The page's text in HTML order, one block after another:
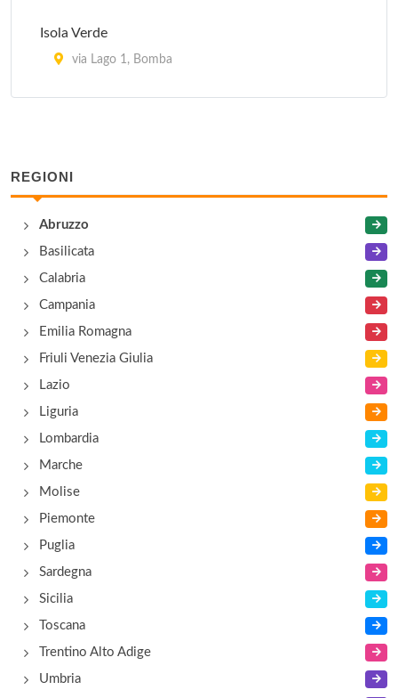
Isola Verde
via Lago 1, Bomba
La crus
Leofara
contrada Leofara 1, Vallecastellana
Ostello della Gioventù
via della Pineta 3, Rosello
REGIONI
Abruzzo
Basilicata
Calabria
Campania
Emilia Romagna
Friuli Venezia Giulia
Lazio
Liguria
Lombardia
Marche
Molise
Piemonte
Puglia
Sardegna
Sicilia
Toscana
Trentino Alto Adige
Umbria